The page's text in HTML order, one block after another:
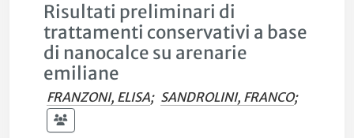
Risultati preliminari di
trattamenti conservativi a base
di nanocalce su arenarie
emiliane
FRANZONI, ELISA; SANDROLINI, FRANCO;